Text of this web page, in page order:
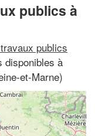
publics à
publics
disponibles à
et-Marne)